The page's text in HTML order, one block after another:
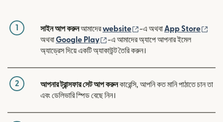
1 সাইন আপ করুনআমাদেরwebsite (নতুন উইন্ডোতে খুলবে)
-এ অথবা App Store
অথবাGoogle Play (নতুন উইন্ডোতে খুলবে)
-এ আমাদের অ্যাপে আপনার ইমেল
অ্যাড্রেস দিয়ে একটি অ্যাকাউন্ট তৈরি করুন।
2 আপনার ট্রান্সফার সেট আপ করুনকারেন্সি, আপনি কত মানি পাঠাতে চান তা
এবং ডেলিভারি স্পিড বেছে নিন।